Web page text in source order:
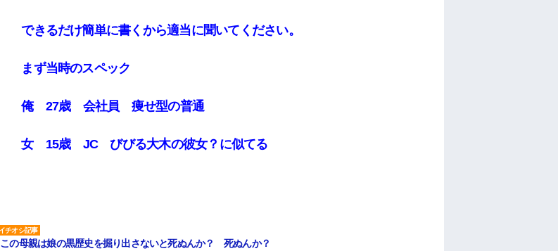
できるだけ簡単に書くから適当に聞いてください。
まず当時のスペック
俺 27歳 会社員 痩せ型の普通
女 15歳 JC びびる大木の彼女？に似てる
この母親は娘の黒歴史を掘り出さないと死ぬんか？ 死ぬんか？